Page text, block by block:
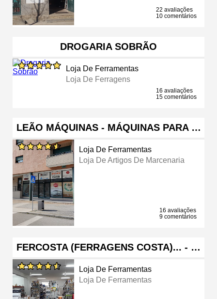
22 avaliações
10 comentários
DROGARIA SOBRÃO
Loja De Ferramentas
Loja De Ferragens
16 avaliações
15 comentários
LEÃO MÁQUINAS - MÁQUINAS PARA …
Loja De Ferramentas
Loja De Artigos De Marcenaria
16 avaliações
9 comentários
FERCOSTA (FERRAGENS COSTA)... - …
Loja De Ferramentas
Loja De Ferramentas